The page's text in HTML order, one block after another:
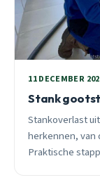
11 DECEMBER
Stank
Stankoverlast
herkennen,
Praktische